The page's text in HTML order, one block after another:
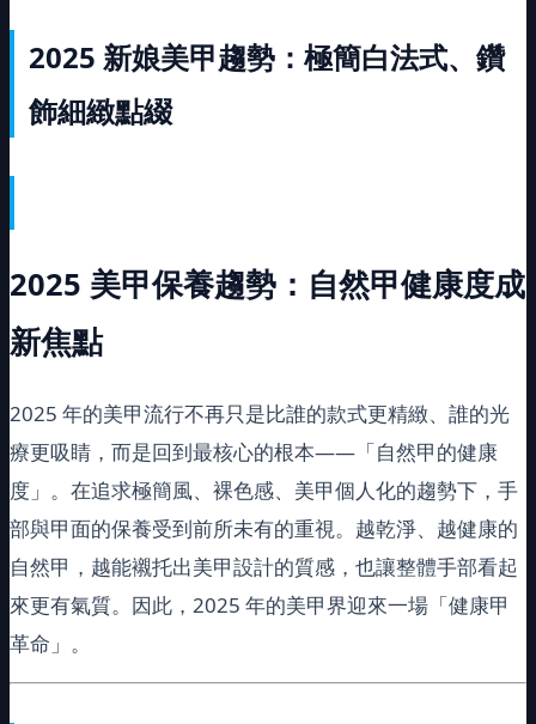
2025 新娘美甲趨勢：極簡白法式、鑽
飾細緻點綴
2025 美甲保養趨勢：自然甲健康度成
新焦點
2025 年的美甲流行不再只是比誰的款式更精緻、誰的光
療更吸睛，而是回到最核心的根本——「自然甲的健康
度」。在追求極簡風、裸色感、美甲個人化的趨勢下，手
部與甲面的保養受到前所未有的重視。越乾淨、越健康的
自然甲，越能襯托出美甲設計的質感，也讓整體手部看起
來更有氣質。因此，2025 年的美甲界迎來一場「健康甲
革命」。